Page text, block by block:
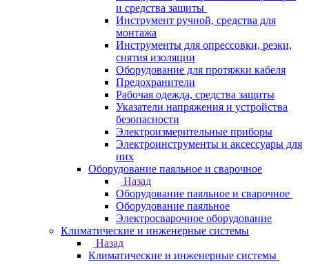
и средства защиты
Инструмент ручной, средства для
монтажа
Инструменты для опрессовки, резки,
снятия изоляции
Оборудование для протяжки кабеля
Предохранители
Рабочая одежда, средства защиты
Указатели напряжения и устройства
безопасности
Электроизмерительные приборы
Электроинструменты и аксессуары для
них
Оборудование паяльное и сварочное
Назад
Оборудование паяльное и сварочное
Оборудование паяльное
Электросварочное оборудование
Климатические и инженерные системы
Назад
Климатические и инженерные системы